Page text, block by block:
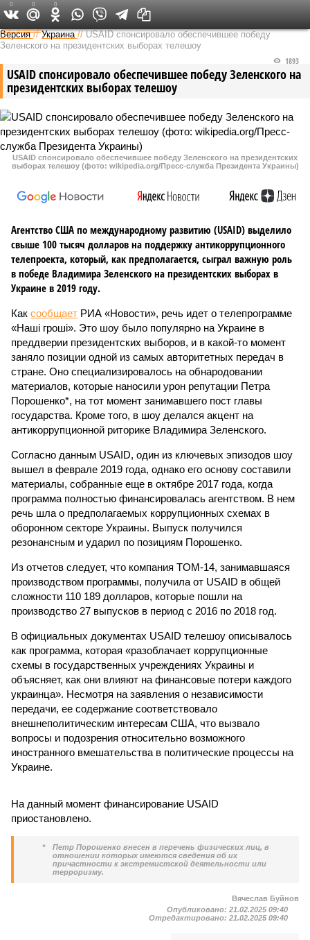
Федеральный выпуск
Версия //Украина //USAID спонсировало обеспечившее победу
Зеленского на президентских выборах телешоу
USAID спонсировало обеспечившее победу Зеленского на
президентских выборах телешоу
1893
USAID спонсировало обеспечившее победу Зеленского на президентских
выборах телешоу (фото: wikipedia.org/Пресс-служба Президента Украины)
Агентство США по международному развитию (USAID) выделило
свыше 100 тысяч долларов на поддержку антикоррупционного
телепроекта, который, как предполагается, сыграл важную роль
в победе Владимира Зеленского на президентских выборах в
Украине в 2019 году.
Как сообщает РИА «Новости», речь идет о телепрограмме
«Наші гроші». Это шоу было популярно на Украине в
преддверии президентских выборов, и в какой-то момент
заняло позиции одной из самых авторитетных передач в
стране. Оно специализировалось на обнародовании
материалов, которые наносили урон репутации Петра
Порошенко*, на тот момент занимавшего пост главы
государства. Кроме того, в шоу делался акцент на
антикоррупционной риторике Владимира Зеленского.
Согласно данным USAID, один из ключевых эпизодов шоу
вышел в феврале 2019 года, однако его основу составили
материалы, собранные еще в октябре 2017 года, когда
программа полностью финансировалась агентством. В нем
речь шла о предполагаемых коррупционных схемах в
оборонном секторе Украины. Выпуск получился
резонансным и ударил по позициям Порошенко.
Из отчетов следует, что компания TOM-14, занимавшаяся
производством программы, получила от USAID в общей
сложности 110 189 долларов, которые пошли на
производство 27 выпусков в период с 2016 по 2018 год.
В официальных документах USAID телешоу описывалось
как программа, которая «разоблачает коррупционные
схемы в государственных учреждениях Украины и
объясняет, как они влияют на финансовые потери каждого
украинца». Несмотря на заявления о независимости
передачи, ее содержание соответствовало
внешнеполитическим интересам США, что вызвало
вопросы и подозрения относительно возможного
иностранного вмешательства в политические процессы на
Украине.
На данный момент финансирование USAID
приостановлено.
*
Петр Порошенко внесен в перечень физических лиц, в
отношении которых имеются сведения об их
причастности к экстремистской деятельности или
терроризму.
0 0 0
Вячеслав Буйнов
Опубликовано: 21.02.2025 09:40
Отредактировано: 21.02.2025 09:40